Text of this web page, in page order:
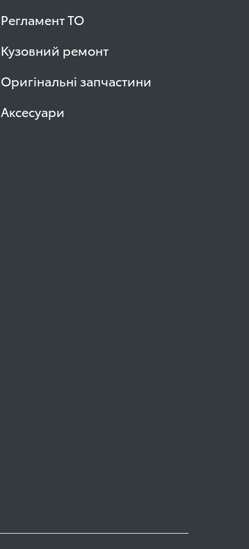
Регламент ТО
Кузовний ремонт
Оригінальні запчастини
Аксесуари